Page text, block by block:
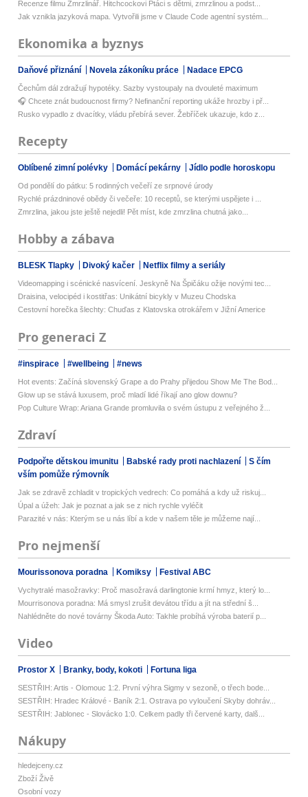
Recenze filmu Zmrzlinář. Hitchcockovi Ptáci s dětmi, zmrzlinou a podst...
Jak vznikla jazyková mapa. Vytvořili jsme v Claude Code agentní systém...
Ekonomika a byznys
Daňové přiznání Novela zákoníku práce Nadace EPCG
Čechům dál zdražují hypotéky. Sazby vystoupaly na dvouleté maximum
🎧 Chcete znát budoucnost firmy? Nefinanční reporting ukáže hrozby i př...
Rusko vypadlo z dvacítky, vládu přebírá sever. Žebříček ukazuje, kdo z...
Recepty
Oblíbené zimní polévky Domácí pekárny Jídlo podle horoskopu
Od pondělí do pátku: 5 rodinných večeří ze srpnové úrody
Rychlé prázdninové obědy či večeře: 10 receptů, se kterými uspějete i ...
Zmrzlina, jakou jste ještě nejedli! Pět míst, kde zmrzlina chutná jako...
Hobby a zábava
BLESK Tlapky Divoký kačer Netflix filmy a seriály
Videomapping i scénické nasvícení. Jeskyně Na Špičáku ožije novými tec...
Draisina, velocipéd i kostitřas: Unikátní bicykly v Muzeu Chodska
Cestovní horečka šlechty: Chuďas z Klatovska otrokářem v Jižní Americe
Pro generaci Z
#inspirace #wellbeing #news
Hot events: Začíná slovenský Grape a do Prahy přijedou Show Me The Bod...
Glow up se stává luxusem, proč mladí lidé říkají ano glow downu?
Pop Culture Wrap: Ariana Grande promluvila o svém ústupu z veřejného ž...
Zdraví
Podpořte dětskou imunitu Babské rady proti nachlazení
S čím
vším pomůže rýmovník
Jak se zdravě zchladit v tropických vedrech: Co pomáhá a kdy už riskuj...
Úpal a úžeh: Jak je poznat a jak se z nich rychle vyléčit
Parazité v nás: Kterým se u nás líbí a kde v našem těle je můžeme nají...
Pro nejmenší
Mourissonova poradna Komiksy Festival ABC
Vychytralé masožravky: Proč masožravá darlingtonie krmí hmyz, který lo...
Mourrisonova poradna: Má smysl zrušit devátou třídu a jít na střední š...
Nahlédněte do nové továrny Škoda Auto: Takhle probíhá výroba baterií p...
Video
Prostor X Branky, body, kokoti Fortuna liga
SESTŘIH: Artis - Olomouc 1:2. První výhra Sigmy v sezoně, o třech bode...
SESTŘIH: Hradec Králové - Baník 2:1. Ostrava po vyloučení Skyby dohráv...
SESTŘIH: Jablonec - Slovácko 1:0. Celkem padly tři červené karty, dalš...
Nákupy
hledejceny.cz
Zboží Živě
Osobní vozy